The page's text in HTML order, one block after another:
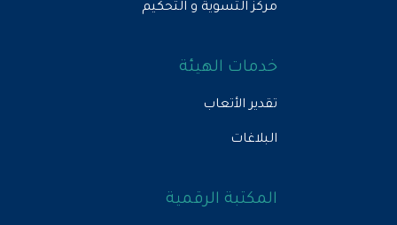
مركز التسوية و التحكيم
خدمات الهيئة
تقدير الأتعاب
البلاغات
المكتبة الرقمية